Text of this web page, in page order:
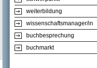
weiterbildung
wissenschaftsmanager/in
buchbesprechung
buchmarkt